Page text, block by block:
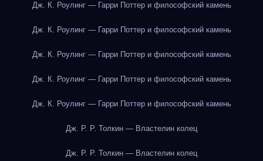
Дж. К. Роулинг — Гарри Поттер и философский камень
Дж. К. Роулинг — Гарри Поттер и философский камень
Дж. К. Роулинг — Гарри Поттер и философский камень
Дж. К. Роулинг — Гарри Поттер и философский камень
Дж. К. Роулинг — Гарри Поттер и философский камень
Дж. Р. Р. Толкин — Властелин колец
Дж. Р. Р. Толкин — Властелин колец